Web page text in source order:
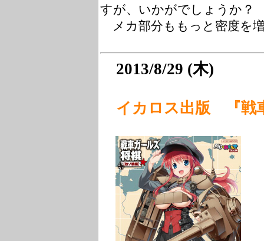
すが、いかがでしょうか？
メカ部分ももっと密度を
2013/8/29 (木)
イカロス出版 『戦